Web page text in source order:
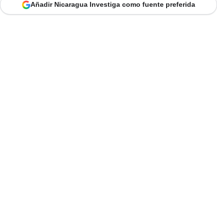
Añadir Nicaragua Investiga como fuente preferida